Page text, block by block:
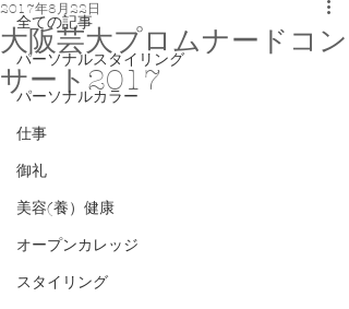
全ての記事
パーソナルスタイリング
パーソナルカラー
仕事
御礼
美容(養）健康
オープンカレッジ
スタイリング
大阪芸大プロムナードコン
サート2017
2017年8月22日